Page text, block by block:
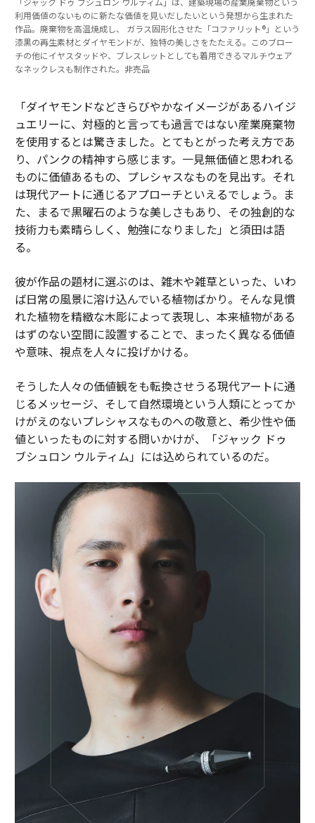
利用価値のないものに新たな価値を見いだしたいという発想から生まれた
作品。廃棄物を高温焼成し、 ガラス固形化させた「コファリット®️」という
漆黒の再生素材とダイヤモンドが、独特の美しさをたたえる。このブロー
チの他にイヤスタッドや、ブレスレットとしても着用できるマルチウェア
なネックレスも制作された。非売品
「ダイヤモンドなどきらびやかなイメージがあるハイジ
ュエリーに、対極的と言っても過言ではない産業廃棄物
を使用するとは驚きました。とてもとがった考え方であ
り、パンクの精神すら感じます。一見無価値と思われる
ものに価値あるもの、プレシャスなものを見出す。それ
は現代アートに通じるアプローチといえるでしょう。ま
た、まるで黒曜石のような美しさもあり、その独創的な
技術力も素晴らしく、勉強になりました」と須田は語
る。
彼が作品の題材に選ぶのは、雑木や雑草といった、いわ
ば日常の風景に溶け込んでいる植物ばかり。そんな見慣
れた植物を精緻な木彫によって表現し、本来植物がある
はずのない空間に設置することで、まったく異なる価値
や意味、視点を人々に投げかける。
そうした人々の価値観をも転換させうる現代アートに通
じるメッセージ、そして自然環境という人類にとってか
けがえのないプレシャスなものへの敬意と、希少性や価
値といったものに対する問いかけが、「ジャック ドゥ
ブシュロン ウルティム」には込められているのだ。